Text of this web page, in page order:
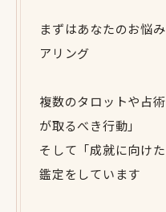
まずはあなたのお悩
アリング
複数のタロットや占
が取るべき行動」
そして「成就に向け
鑑定をしています